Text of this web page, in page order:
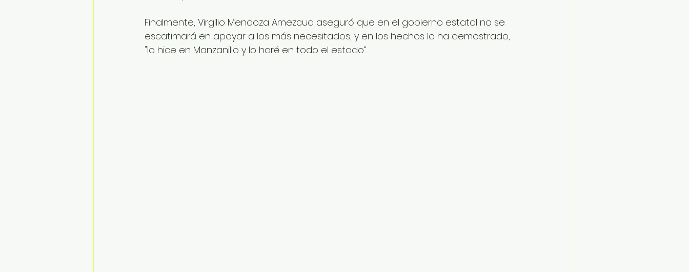
Finalmente, Virgilio Mendoza Amezcua aseguró que en el gobierno estatal no se
escatimará en apoyar a los más necesitados, y en los hechos lo ha demostrado,
"lo hice en Manzanillo y lo haré en todo el estado”.